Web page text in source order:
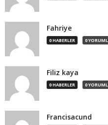
Fahriye
0 HABERLER 0
Filiz kaya
0 HABERLER 0
Francisacund